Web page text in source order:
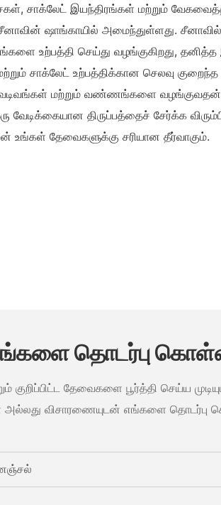
சாக்லேட் இயந்திரங்கள் மற்றும்
ஷாங்காயில் அமைந்துள்ளது.
உற்பத்தி செய்து வழங்குகிறது,
சாக்லேட் உற்பத்திக்கான செலவு
வடிவங்கள் மற்றும் வண்ணங்களை
திருப்பத்தைச் சேர்க்க
உங்கள் தேவைகளுக்கு சரியான தீர்வாகும்.
தொடர்பு
குறிப்பிட்ட தேவைகளை பூர்த்தி செய்ய
அல்லது விசாரணையுடன் எங்களை தொடர்பு